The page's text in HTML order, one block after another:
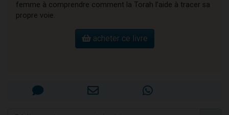
femme à comprendre comment la Torah l’aide à tracer sa
propre voie.
acheter ce livre